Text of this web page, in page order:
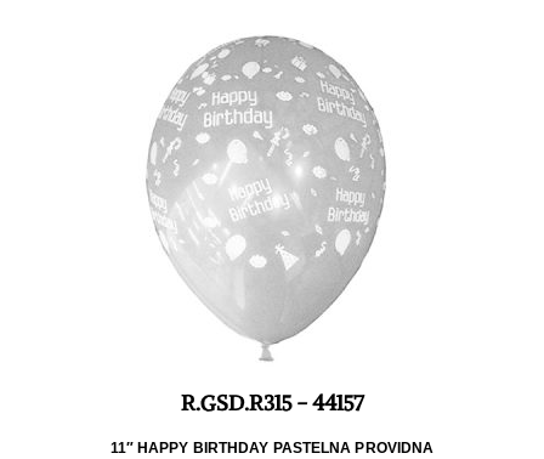
R.GSD.R315 - 44157
11″ HAPPY BIRTHDAY PASTELNA PROVIDNA